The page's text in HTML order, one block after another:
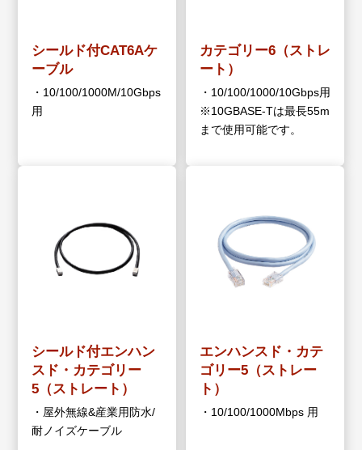
シールド付CAT6Aケ
ーブル
・10/100/1000M/10Gbps
用
カテゴリー6（ストレ
ート）
・10/100/1000/10Gbps用
※10GBASE-Tは最長55m
まで使用可能です。
シールド付エンハン
スド・カテゴリー
5（ストレート）
・屋外無線&産業用防水/
耐ノイズケーブル
エンハンスド・カテ
ゴリー5（ストレー
ト）
・10/100/1000Mbps 用